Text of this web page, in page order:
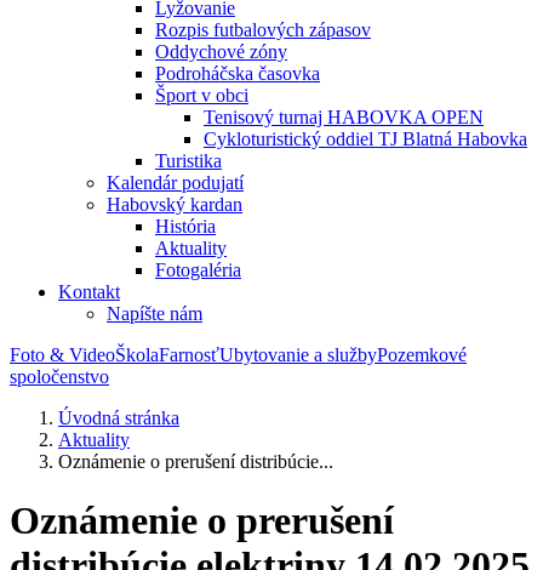
Lyžovanie
Rozpis futbalových zápasov
Oddychové zóny
Podroháčska časovka
Šport v obci
Tenisový turnaj HABOVKA OPEN
Cykloturistický oddiel TJ Blatná Habovka
Turistika
Kalendár podujatí
Habovský kardan
História
Aktuality
Fotogaléria
Kontakt
Napíšte nám
Foto & VideoŠkolaFarnosťUbytovanie a službyPozemkové
spoločenstvo
Úvodná stránka
Aktuality
Oznámenie o prerušení distribúcie...
Oznámenie o prerušení